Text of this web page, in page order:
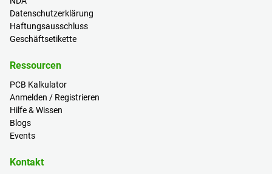
Datenschutzerklärung
Haftungsausschluss
Geschäftsetikette
Ressourcen
PCB Kalkulator
Anmelden / Registrieren
Hilfe & Wissen
Blogs
Events
Kontakt